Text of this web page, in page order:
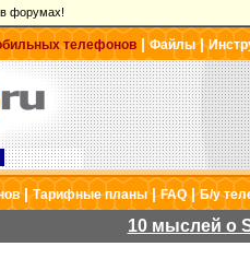
форумах!
телефонов |Файлы|
|Тарифные планы|FAQ|Б/у
10 мыслей о